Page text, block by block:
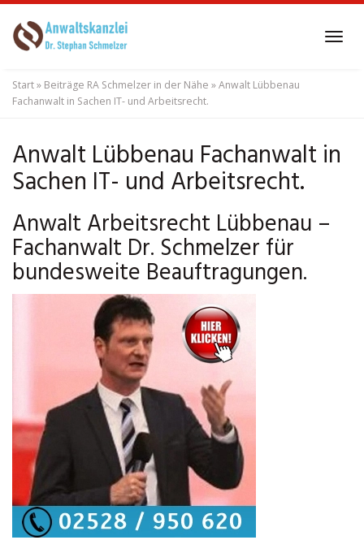
to
content
Start» Beiträge RA Schmelzer in der Nähe »Anwalt Lübbenau
Fachanwalt in Sachen IT- und Arbeitsrecht.
Anwalt Lübbenau Fachanwalt in
Sachen IT- und Arbeitsrecht.
Anwalt Arbeitsrecht Lübbenau –
Fachanwalt Dr. Schmelzer für
bundesweite Beauftragungen.